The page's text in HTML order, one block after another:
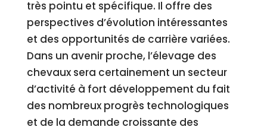
très pointu et spécifique. Il offre des
perspectives d’évolution intéressantes
et des opportunités de carrière variées.
Dans un avenir proche, l’élevage des
chevaux sera certainement un secteur
d’activité à fort développement du fait
des nombreux progrès technologiques
et de la demande croissante des